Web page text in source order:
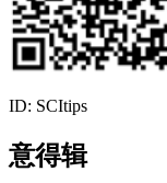
ID: SCItips
意得辑